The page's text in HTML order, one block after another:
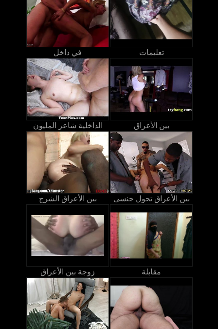
في داخل تعليمات
الداخلية شاعر المليون بين الأعراق
بين الأعراق الشرج بين الأعراق تحول جنسى
زوجة بين الأعراق مقابلة